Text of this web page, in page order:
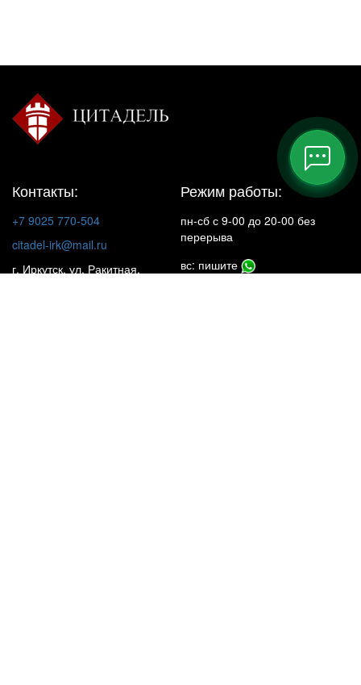
Контакты:
+7 9025 770-504
citadel-irk@mail.ru
г. Иркутск, ул. Ракитная,
Режим работы:
пн-сб с 9-00 до 20-00 без
перерыва
вс: пишите